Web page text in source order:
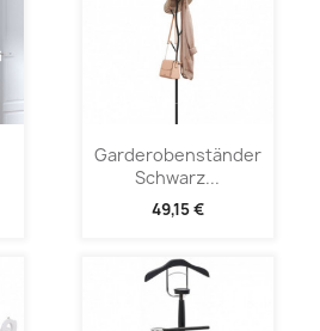
Garderobenständer
Schwarz...
49,15 €